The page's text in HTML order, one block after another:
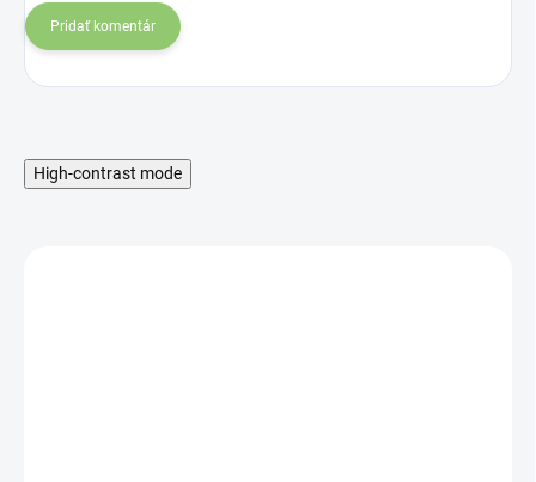
Pridať komentár
High-contrast mode